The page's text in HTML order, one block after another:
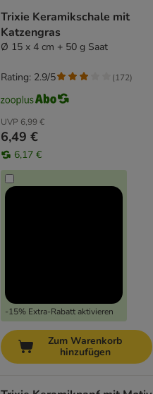
Trixie Keramikschale mit
Katzengras
Ø 15 x 4 cm + 50 g Saat
UVP 6,99 €
6,49 €
6,17 €
-15% Extra-Rabatt aktivieren
Rating: 2.9/5 (172)
Zum Warenkorb
hinzufügen